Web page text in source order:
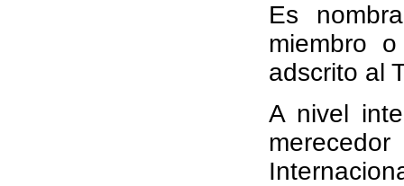
Es
miembro
adscrito al
A nivel